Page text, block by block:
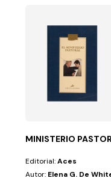
o interpreta, ¿es bella,
MINISTERIO
Editorial:Aces
Autor: Elena G. De